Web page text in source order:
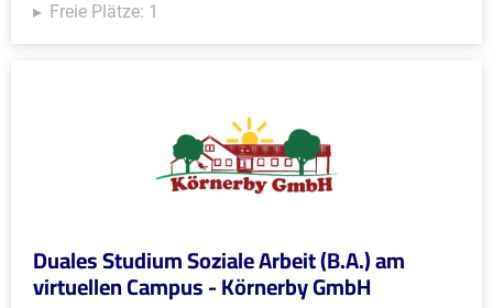
Freie Plätze: 1
Duales Studium Soziale Arbeit (B.A.) am
virtuellen Campus - Körnerby GmbH